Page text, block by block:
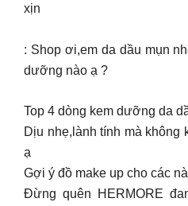
xịn
: Shop ơi,em da dầu mụn
dưỡng nào ạ ?
Top 4 dòng kem dưỡng da
Dịu nhẹ,lành tính mà không
ạ
Gợi ý đồ make up cho các
Đừng quên HERMORE